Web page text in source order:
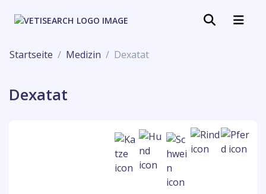
Startseite Medizin Dexatat
Dexatat